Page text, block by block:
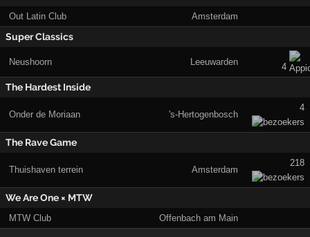
Out Latin Club Amsterdam
Super Classics
Neushoorn Leeuwarden 4
The Hardest Inside
Onder de Moriaan 's-Hertogenbosch
4
The Rave Game
Thuishaven terrein Amsterdam
218
We Are One × MTW
MTW Club Offenbach am Main